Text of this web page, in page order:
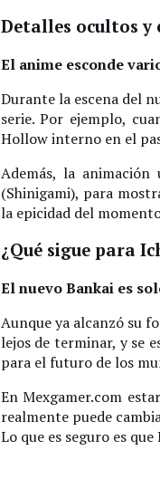
Detalles ocultos y
El anime esconde
Durante la escena del
serie. Por ejemplo,
Hollow interno en el
Además, la
(Shinigami), para
la epicidad del
¿Qué sigue para
El nuevo Bankai es
Aunque ya alcanzó su
lejos de terminar, y se
para el futuro de los
En Mexgamer.com
realmente puede
Lo que es seguro es